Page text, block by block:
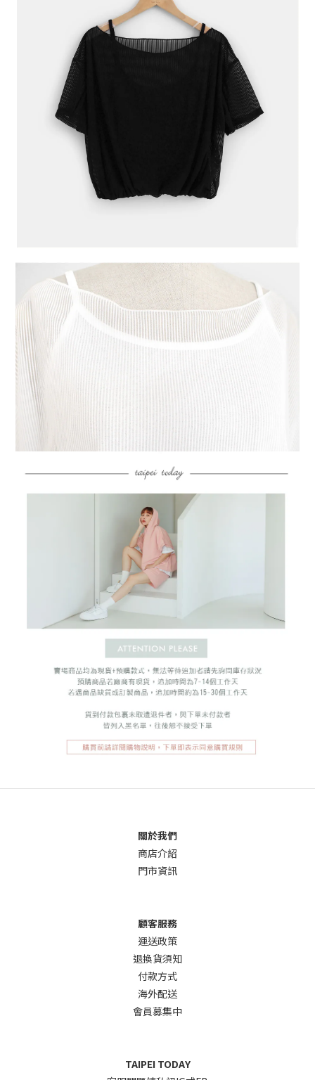
關於我們
商店介紹
門市資訊
顧客服務
運送政策
退換貨須知
付款方式
海外配送
會員募集中
TAIPEI TODAY